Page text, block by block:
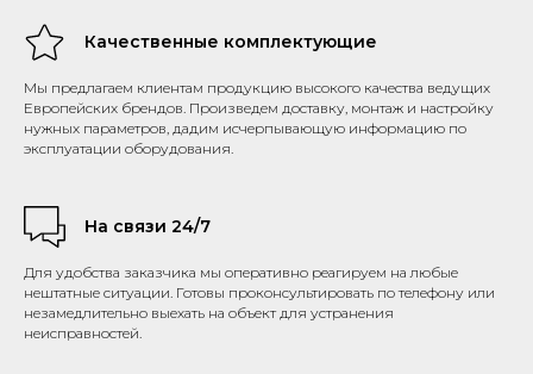
Качественные комплектующие
Мы предлагаем клиентам продукцию высокого качества ведущих
Европейских брендов. Произведем доставку, монтаж и настройку
нужных параметров, дадим исчерпывающую информацию по
эксплуатации оборудования.
На связи 24/7
Для удобства заказчика мы оперативно реагируем на любые
нештатные ситуации. Готовы проконсультировать по телефону или
незамедлительно выехать на объект для устранения
неисправностей.